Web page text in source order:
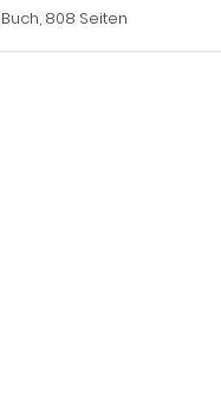
Buch, 808 Seiten